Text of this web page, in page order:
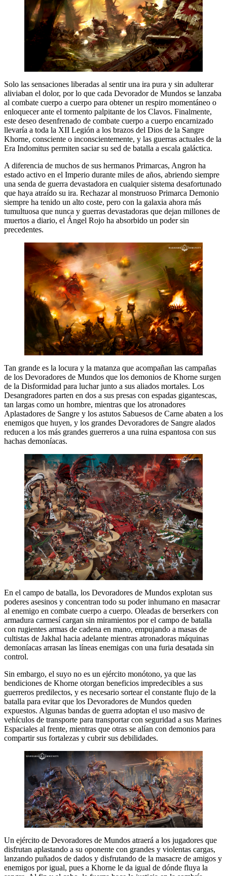
Solo las sensaciones liberadas al sentir una ira pura y sin adulterar
aliviaban el dolor, por lo que cada Devorador de Mundos se lanzaba
al combate cuerpo a cuerpo para obtener un respiro momentáneo o
enloquecer ante el tormento palpitante de los Clavos. Finalmente,
este deseo desenfrenado de combate cuerpo a cuerpo encarnizado
llevaría a toda la XII Legión a los brazos del Dios de la Sangre
Khorne, consciente o inconscientemente, y las guerras actuales de la
Era Indomitus permiten saciar su sed de batalla a escala galáctica.
A diferencia de muchos de sus hermanos Primarcas, Angron ha
estado activo en el Imperio durante miles de años, abriendo siempre
una senda de guerra devastadora en cualquier sistema desafortunado
que haya atraído su ira. Rechazar al monstruoso Primarca Demonio
siempre ha tenido un alto coste, pero con la galaxia ahora más
tumultuosa que nunca y guerras devastadoras que dejan millones de
muertos a diario, el Ángel Rojo ha absorbido un poder sin
precedentes.
Tan grande es la locura y la matanza que acompañan las campañas
de los Devoradores de Mundos que los demonios de Khorne surgen
de la Disformidad para luchar junto a sus aliados mortales. Los
Desangradores parten en dos a sus presas con espadas gigantescas,
tan largas como un hombre, mientras que los atronadores
Aplastadores de Sangre y los astutos Sabuesos de Carne abaten a los
enemigos que huyen, y los grandes Devoradores de Sangre alados
reducen a los más grandes guerreros a una ruina espantosa con sus
hachas demoníacas.
En el campo de batalla, los Devoradores de Mundos explotan sus
poderes asesinos y concentran todo su poder inhumano en masacrar
al enemigo en combate cuerpo a cuerpo. Oleadas de berserkers con
armadura carmesí cargan sin miramientos por el campo de batalla
con rugientes armas de cadena en mano, empujando a masas de
cultistas de Jakhal hacia adelante mientras atronadoras máquinas
demoníacas arrasan las líneas enemigas con una furia desatada sin
control.
Sin embargo, el suyo no es un ejército monótono, ya que las
bendiciones de Khorne otorgan beneficios impredecibles a sus
guerreros predilectos, y es necesario sortear el constante flujo de la
batalla para evitar que los Devoradores de Mundos queden
expuestos. Algunas bandas de guerra adoptan el uso masivo de
vehículos de transporte para transportar con seguridad a sus Marines
Espaciales al frente, mientras que otras se alían con demonios para
compartir sus fortalezas y cubrir sus debilidades.
Un ejército de Devoradores de Mundos atraerá a los jugadores que
disfrutan aplastando a su oponente con grandes y violentas cargas,
lanzando puñados de dados y disfrutando de la masacre de amigos y
enemigos por igual, pues a Khorne le da igual de dónde fluya la